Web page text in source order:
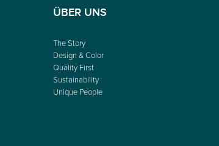
ÜBER UNS
The Story
Design & Color
Quality First
Sustainability
Unique People